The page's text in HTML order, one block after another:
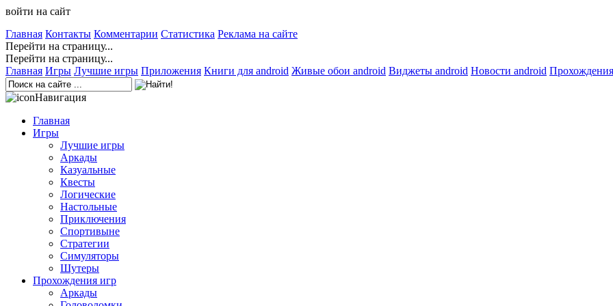
войти на сайт
Главная Контакты Комментарии Статистика Реклама на сайте
Перейти на страницу...
Перейти на страницу...
Главная Игры Лучшие игры Приложения Книги для android Живые обои android Виджеты android Новости android
Навигация
Главная
Игры
Лучшие игры
Аркады
Казуальные
Квесты
Логические
Настольные
Приключения
Спортивыне
Стратегии
Симуляторы
Шутеры
Прохождения игр
Аркады